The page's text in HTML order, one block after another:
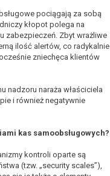
pociągają za sobą
kłopot polega na
zabezpieczeń. Zbyt wrażliwe
ilość alertów, co radykalnie
zniechęca klientów
nadzoru naraża właściciela
i również negatywnie
kas samoobsługowych?
kontroli oparte są
(tzw. „security scales”),